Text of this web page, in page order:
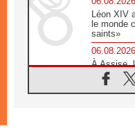
Léon XIV
le monde
saints»
06.08.2026
À Assise,
«les